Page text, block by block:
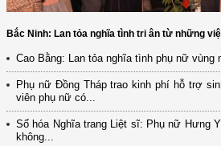
Bắc Ninh: Lan tỏa nghĩa tình tri ân từ những
Cao Bằng: Lan tỏa nghĩa tình phụ nữ vùng
Phụ nữ Đồng Tháp trao kinh phí hỗ trợ
viên phụ nữ có...
Số hóa Nghĩa trang Liệt sĩ: Phụ nữ Hưng
không...